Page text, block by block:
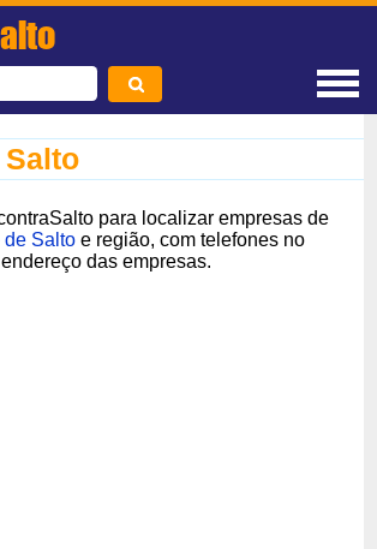
Salto
para localizar empresas de
de Salto e região, com telefones no
das empresas.